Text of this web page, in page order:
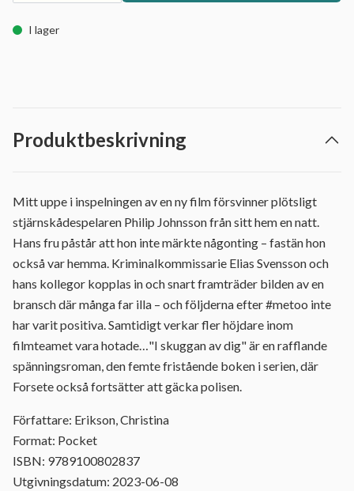
I lager
Produktbeskrivning
Mitt uppe i inspelningen av en ny film försvinner plötsligt
stjärnskådespelaren Philip Johnsson från sitt hem en natt.
Hans fru påstår att hon inte märkte någonting – fastän hon
också var hemma. Kriminalkommissarie Elias Svensson och
hans kollegor kopplas in och snart framträder bilden av en
bransch där många far illa – och följderna efter #metoo inte
har varit positiva. Samtidigt verkar fler höjdare inom
filmteamet vara hotade…"I skuggan av dig" är en rafflande
spänningsroman, den femte fristående boken i serien, där
Forsete också fortsätter att gäcka polisen.
Författare: Erikson, Christina
Format: Pocket
ISBN: 9789100802837
Utgivningsdatum: 2023-06-08